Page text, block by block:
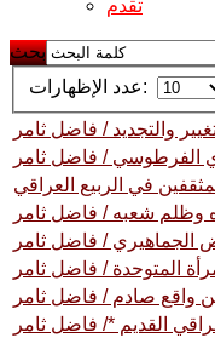
تقدم
بحث
عدد الإظهارات:
والتجديد / فاضل ثامر
الفرطوسي / فاضل ثامر
في الربيع العراقي
الجماهيري / فاضل ثامر
المتوحدة / فاضل ثامر
واقع صادم / فاضل ثامر
القديم */ فاضل ثامر